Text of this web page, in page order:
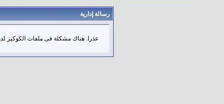
رسالة إدارية
عذرا. هناك مشكلة فى ملفات الكوكيز